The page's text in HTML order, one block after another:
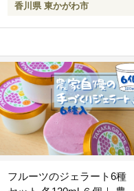
香川県 東かがわ市
フルーツのジェラート6種